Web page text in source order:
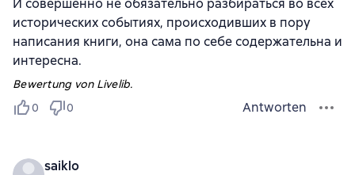
исторических событиях, происходивших в пору
написания книги, она сама по себе содержательна и
интересна.
Bewertung von Livelib.
0
0 Antworten
saiklo